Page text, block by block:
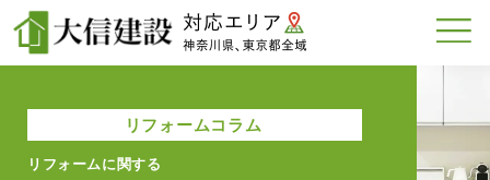
リフォームコラム
リフォームに関する